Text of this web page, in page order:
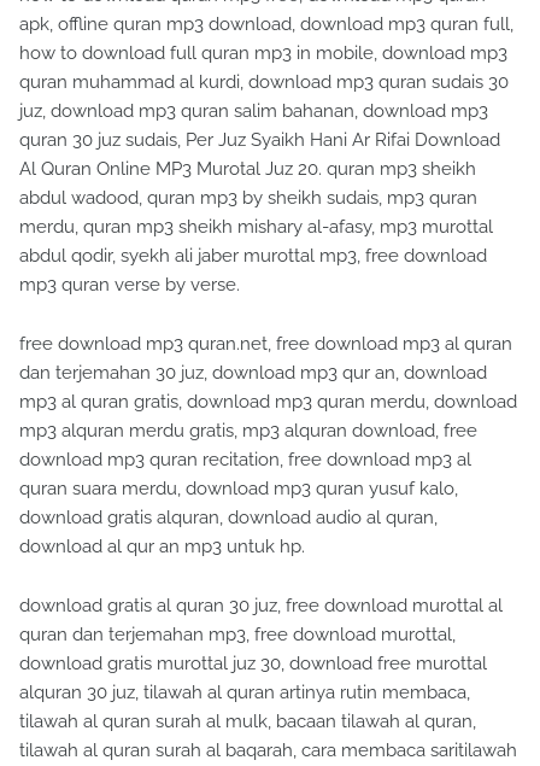
apk, offline quran mp3 download, download mp3 quran full,
how to download full quran mp3 in mobile, download mp3
quran muhammad al kurdi, download mp3 quran sudais 30
juz, download mp3 quran salim bahanan, download mp3
quran 30 juz sudais, Per Juz Syaikh Hani Ar Rifai Download
Al Quran Online MP3 Murotal Juz 20. quran mp3 sheikh
abdul wadood, quran mp3 by sheikh sudais, mp3 quran
merdu, quran mp3 sheikh mishary al-afasy, mp3 murottal
abdul qodir, syekh ali jaber murottal mp3, free download
mp3 quran verse by verse.
free download mp3 quran.net, free download mp3 al quran
dan terjemahan 30 juz, download mp3 qur an, download
mp3 al quran gratis, download mp3 quran merdu, download
mp3 alquran merdu gratis, mp3 alquran download, free
download mp3 quran recitation, free download mp3 al
quran suara merdu, download mp3 quran yusuf kalo,
download gratis alquran, download audio al quran,
download al qur an mp3 untuk hp.
download gratis al quran 30 juz, free download murottal al
quran dan terjemahan mp3, free download murottal,
download gratis murottal juz 30, download free murottal
alquran 30 juz, tilawah al quran artinya rutin membaca,
tilawah al quran surah al mulk, bacaan tilawah al quran,
tilawah al quran surah al baqarah, cara membaca saritilawah